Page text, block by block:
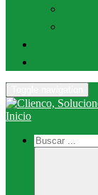
Inicio